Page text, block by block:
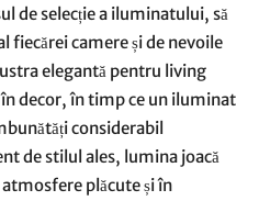
de selecție a iluminatului, să
camere și de nevoile
elegantă pentru living
decor, în timp ce un iluminat
considerabil
de stilul ales, lumina joacă
plăcute și în